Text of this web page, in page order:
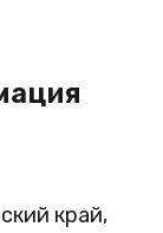
край,